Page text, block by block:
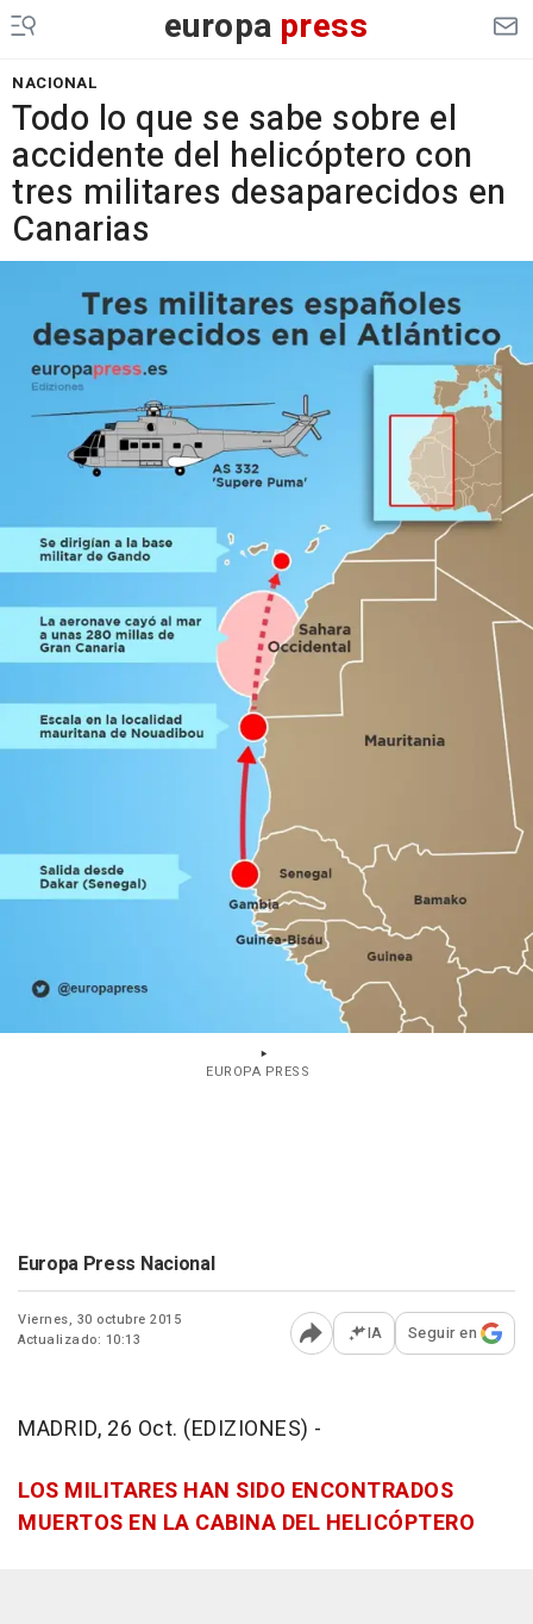
europa press
NACIONAL
Todo lo que se sabe sobre el
accidente del helicóptero con
tres militares desaparecidos en
Canarias
EUROPA PRESS
Europa Press Nacional
Viernes, 30 octubre 2015
Actualizado: 10:13
Abrir opciones para
IA Seguir en
MADRID, 26 Oct. (EDIZIONES) -
LOS MILITARES HAN SIDO ENCONTRADOS
MUERTOS EN LA CABINA DEL HELICÓPTERO